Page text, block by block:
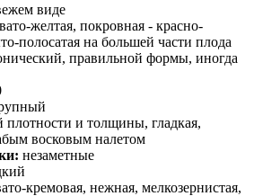
виде
желтая, покровная - красно-
полосатая на большей части плода
правильной формы, иногда
плотности и толщины, гладкая,
восковым налетом
незаметные
кремовая, нежная, мелкозернистая,